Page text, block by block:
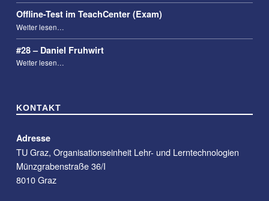
Offline-Test im TeachCenter (Exam)
Weiter lesen…
#28 – Daniel Fruhwirt
Weiter lesen…
KONTAKT
Adresse
TU Graz, Organisationseinheit Lehr- und Lerntechnologien
Münzgrabenstraße 36/I
8010 Graz